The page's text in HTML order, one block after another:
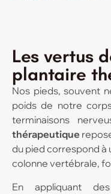
Les vertus
plantaire
Nos pieds, souvent
poids de notre
terminaisons
thérapeutique
du pied correspond à
colonne vertébrale,
En appliquant